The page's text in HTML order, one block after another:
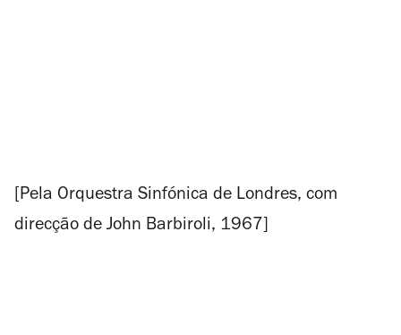
[Pela Orquestra Sinfónica de Londres, com
direcção de John Barbiroli, 1967]